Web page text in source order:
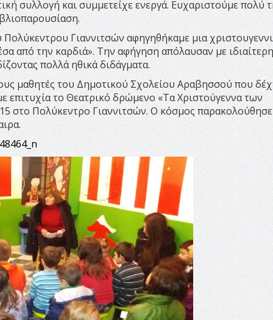
συλλογή και συμμετείχε ενεργά. Ευχαριστούμε πολύ
Γιαννιτσών αφηγηθήκαμε μια
από την καρδιά». Την αφήγηση απόλαυσαν με ιδιαίτερη
πολλά ηθικά διδάγματα.
μαθητές του Δημοτικού Σχολείου Αραβησσού που
επιτυχία το Θεατρικό δρώμενο «Τα Χριστούγεννα των
στο Πολύκεντρο Γιαννιτσών. Ο κόσμος